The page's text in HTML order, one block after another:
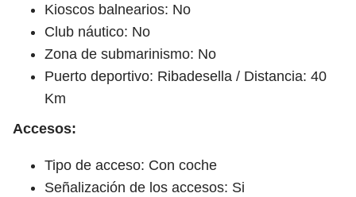
Kioscos balnearios: No
Club náutico: No
Zona de submarinismo: No
Puerto deportivo: Ribadesella / Distancia: 40
Km
Accesos:
Tipo de acceso: Con coche
Señalización de los accesos: Si